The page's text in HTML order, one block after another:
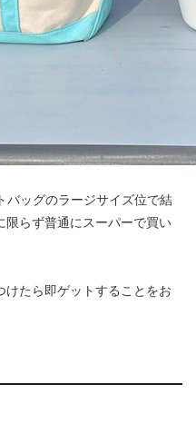
バッグのラージサイズ位で結
らず普通にスーパーで買い
たら即ゲットすることをお